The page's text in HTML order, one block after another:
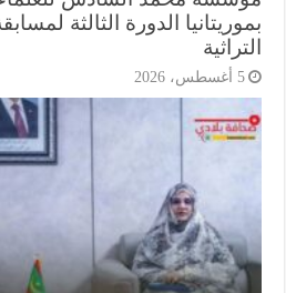
الدورة الثالثة لمسابقة